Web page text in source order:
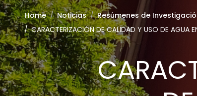
Home Noticias
Resúmenes de
CARACTERIZACIÓN DE CALIDAD Y USO DE AGUA